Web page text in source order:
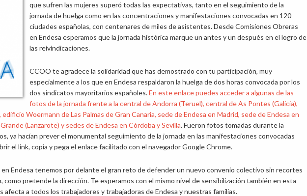
que sufren las mujeres superó todas las expectativas, tanto en el seguimiento de la
jornada de huelga como en las concentraciones y manifestaciones convocadas en 120
ciudades españolas, con centenares de miles de asistentes. Desde Comisiones Obreras
en Endesa esperamos que la jornada histórica marque un antes y un después en el logro de
las reivindicaciones.
CCOO te agradece la solidaridad que has demostrado con tu participación, muy
especialmente a los que en Endesa respaldaron la huelga de dos horas convocada por los
dos sindicatos mayoritarios españoles.En este enlace puedes acceder a algunas de las
fotos de la jornada frente a la central de Andorra (Teruel), central de As Pontes (Galicia),
Woermann de Las Palmas de Gran Canaria, sede de Endesa en Madrid, sede de Endesa en
(Lanzarote) y sedes de Endesa en Córdoba y Sevilla. Fueron fotos tomadas durante la
ya hacían prever el monumental seguimiento de la jornada en las manifestaciones convocadas
el link, copia y pega el enlace facilitado con el navegador Google Chrome.
Endesa tenemos por delante el gran reto de defender un nuevo convenio colectivo sin recortes
como pretende la dirección. Te esperamos con el mismo nivel de sensibilización también en esta
afecta a todos los trabajadores y trabajadoras de Endesa y nuestras familias.